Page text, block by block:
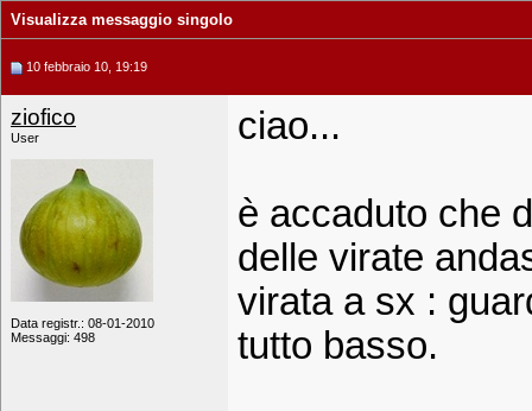
Visualizza messaggio singolo
10 febbraio 10, 19:19
ziofico
User
Data registr.: 08-01-2010
Messaggi: 498
ciao...
è accaduto che
delle virate
virata a sx :
tutto basso.